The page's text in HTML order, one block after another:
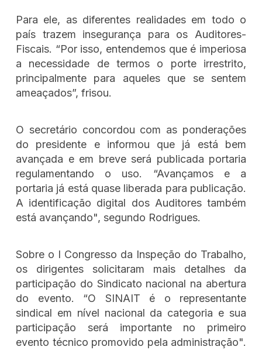
Para ele, as diferentes realidades em todo o
país trazem insegurança para os Auditores-
Fiscais. “Por isso, entendemos que é imperiosa
a necessidade de termos o porte irrestrito,
principalmente para aqueles que se sentem
ameaçados”, frisou.
O secretário concordou com as ponderações
do presidente e informou que já está bem
avançada e em breve será publicada portaria
regulamentando o uso. “Avançamos e a
portaria já está quase liberada para publicação.
A identificação digital dos Auditores também
está avançando", segundo Rodrigues.
Sobre o I Congresso da Inspeção do Trabalho,
os dirigentes solicitaram mais detalhes da
participação do Sindicato nacional na abertura
do evento. “O SINAIT é o representante
sindical em nível nacional da categoria e sua
participação será importante no primeiro
evento técnico promovido pela administração".